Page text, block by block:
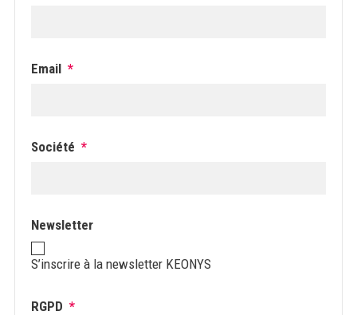
Email *
Société *
Newsletter
S’inscrire à la newsletter KEONYS
RGPD *